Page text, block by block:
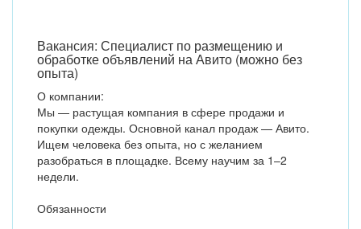
Вакансия: Специалист по размещению и
обработке объявлений на Авито (можно без
опыта)
О компании:
Мы — растущая компания в сфере продажи и
покупки одежды. Основной канал продаж — Авито.
Ищем человека без опыта, но с желанием
разобраться в площадке. Всему научим за 1–2
недели.
Обязанности